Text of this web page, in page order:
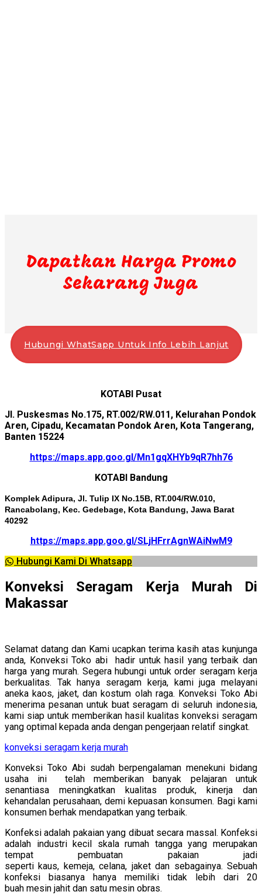
Dapatkan Harga Promo
Sekarang Juga
Hubungi WhatSapp Untuk Info Lebih Lanjut
KOTABI Pusat
Jl. Puskesmas No.175, RT.002/RW.011, Kelurahan Pondok
Aren, Cipadu, Kecamatan Pondok Aren, Kota Tangerang,
Banten 15224
https://maps.app.goo.gl/Mn1gqXHYb9qR7hh76
KOTABI Bandung
Komplek Adipura, Jl. Tulip IX No.15B, RT.004/RW.010,
Rancabolang, Kec. Gedebage, Kota Bandung, Jawa Barat
40292
https://maps.app.goo.gl/SLjHFrrAgnWAiNwM9
Hubungi Kami Di Whatsapp
Konveksi Seragam Kerja Murah Di
Makassar
Selamat datang dan Kami ucapkan terima kasih atas kunjunga
anda, Konveksi Toko abi hadir untuk hasil yang terbaik dan
harga yang murah. Segera hubungi untuk order seragam kerja
berkualitas. Tak hanya seragam kerja, kami juga melayani
aneka kaos, jaket, dan kostum olah raga. Konveksi Toko Abi
menerima pesanan untuk buat seragam di seluruh indonesia,
kami siap untuk memberikan hasil kualitas konveksi seragam
yang optimal kepada anda dengan pengerjaan relatif singkat.
konveksi seragam kerja murah
Konveksi Toko Abi sudah berpengalaman menekuni bidang
usaha ini telah memberikan banyak pelajaran untuk
senantiasa meningkatkan kualitas produk, kinerja dan
kehandalan perusahaan, demi kepuasan konsumen. Bagi kami
konsumen berhak mendapatkan yang terbaik.
Konfeksi adalah pakaian yang dibuat secara massal. Konfeksi
adalah industri kecil skala rumah tangga yang merupakan
tempat pembuatan pakaian jadi
seperti kaus, kemeja, celana, jaket dan sebagainya. Sebuah
konfeksi biasanya hanya memiliki tidak lebih dari 20
buah mesin jahit dan satu mesin obras.